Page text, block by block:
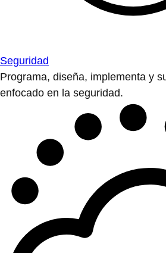
Seguridad
Programa, diseña, implementa y
enfocado en la seguridad.